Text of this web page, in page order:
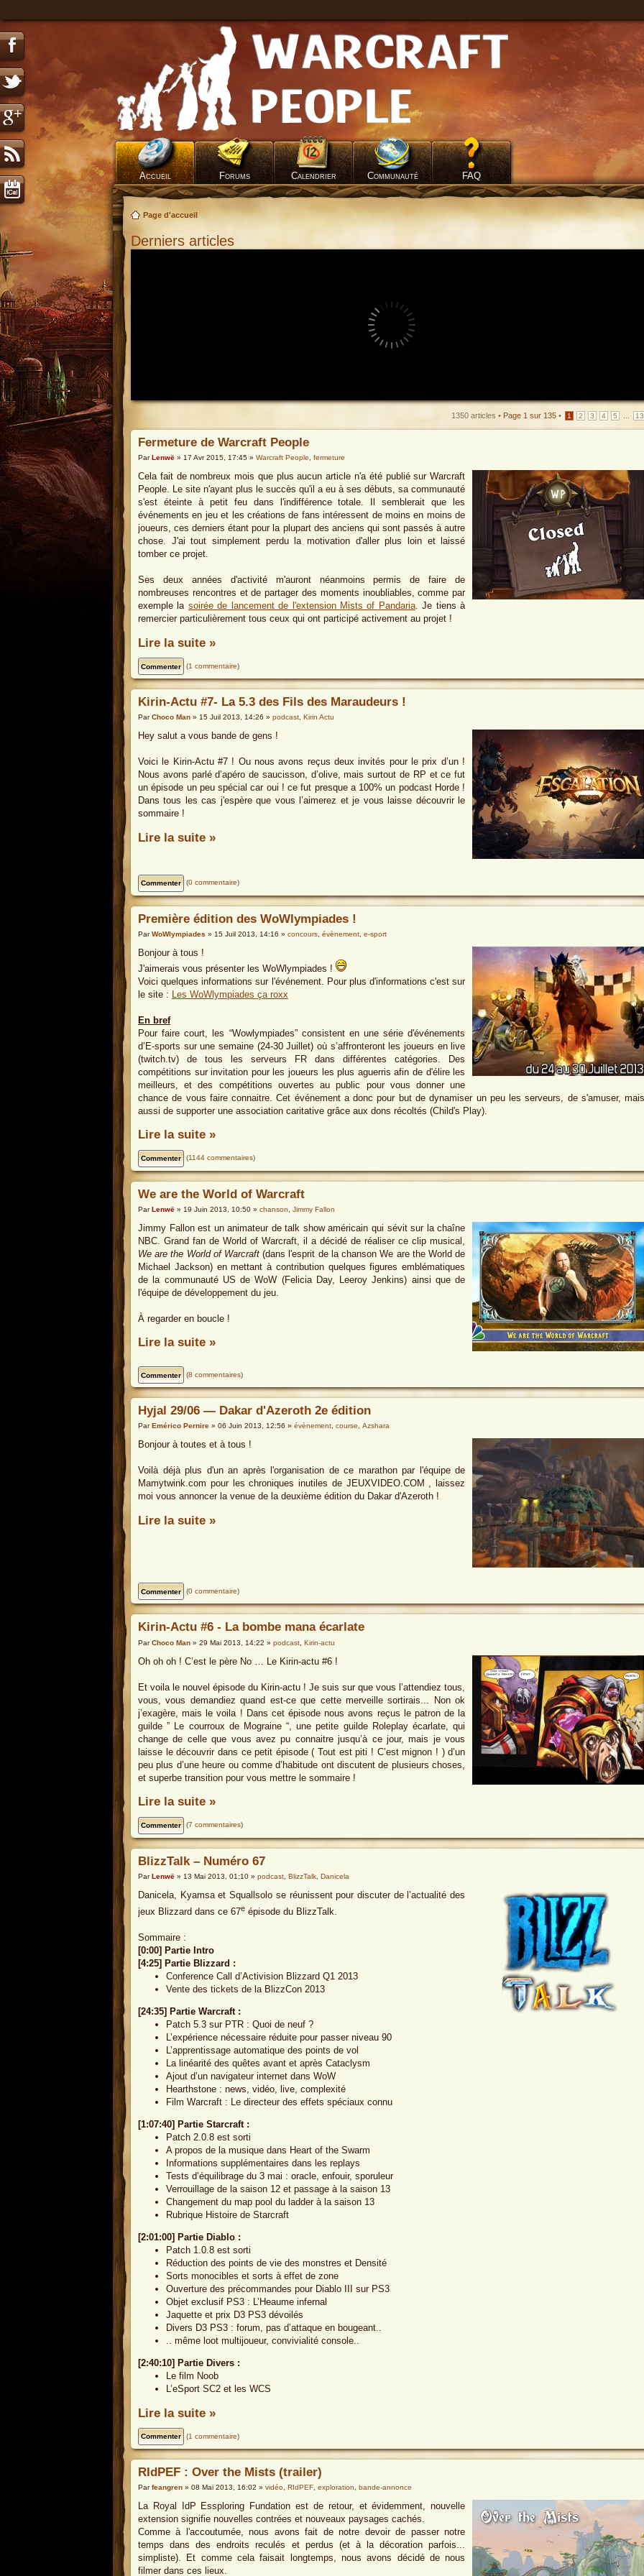
Accueil Forums Calendrier Communauté FAQ
Page d'accueil
Derniers articles
1350 articles • Page 1 sur 135 • 1 2 3 4 5
Fermeture de Warcraft People
ParLenwë » 17 Avr 2015, 17:45 » Warcraft People fermeture
Cela fait de nombreux mois que plus aucun article n'a été publié sur Warcraft
People. Le site n'ayant plus le succès qu'il a eu à ses débuts, sa communauté
s'est éteinte à petit feu dans l'indifférence totale. Il semblerait que les
événements en jeu et les créations de fans intéressent de moins en moins de
joueurs, ces derniers étant pour la plupart des anciens qui sont passés à autre
chose. J'ai tout simplement perdu la motivation d'aller plus loin et laissé
tomber ce projet.
Ses deux années d'activité m'auront néanmoins permis de faire de
nombreuses rencontres et de partager des moments inoubliables, comme par
exemple la soirée de lancement de l'extension Mists of Pandaria. Je tiens à
remercier particulièrement tous ceux qui ont participé activement au projet !
Lire la suite »
(1 commentaire)
Kirin-Actu #7- La 5.3 des Fils des Maraudeurs !
ParChoco Man » 15 Juil 2013, 14:26 » podcast Kirin Actu
Hey salut a vous bande de gens !
Voici le Kirin-Actu #7 ! Ou nous avons reçus deux invités pour le prix d’un !
Nous avons parlé d’apéro de saucisson, d’olive, mais surtout de RP et ce fut
un épisode un peu spécial car oui ! ce fut presque a 100% un podcast Horde !
Dans tous les cas j'espère que vous l’aimerez et je vous laisse découvrir le
sommaire !
Lire la suite »
(0 commentaire)
Première édition des WoWlympiades !
ParWoWlympiades » 15 Juil 2013, 14:16 » concours évènement e-sport
Bonjour à tous !
J'aimerais vous présenter les WoWlympiades !
Voici quelques informations sur l'événement. Pour plus d'informations c'est sur
le site : Les WoWlympiades ça roxx
En bref
Pour faire court, les “Wowlympiades” consistent en une série d'événements
d’E-sports sur une semaine (24-30 Juillet) où s’affronteront les joueurs en live
(twitch.tv) de tous les serveurs FR dans différentes catégories. Des
compétitions sur invitation pour les joueurs les plus aguerris afin de d'élire les
meilleurs, et des compétitions ouvertes au public pour vous donner une
chance de vous faire connaitre. Cet événement a donc pour but de dynamiser un peu les serveurs, de s'amuser, mais
aussi de supporter une association caritative grâce aux dons récoltés (Child's Play).
Lire la suite »
(1144 commentaires)
We are the World of Warcraft
ParLenwë » 19 Juin 2013, 10:50 » chanson Jimmy Fallon
Jimmy Fallon est un animateur de talk show américain qui sévit sur la chaîne
NBC. Grand fan de World of Warcraft, il a décidé de réaliser ce clip musical,
We are the World of Warcraft (dans l'esprit de la chanson We are the World de
Michael Jackson) en mettant à contribution quelques figures emblématiques
de la communauté US de WoW (Felicia Day, Leeroy Jenkins) ainsi que de
l'équipe de développement du jeu.
À regarder en boucle !
Lire la suite »
(8 commentaires)
Hyjal 29/06 — Dakar d'Azeroth 2e édition
ParEmérico Pernire » 06 Juin 2013, 12:56 » évènement course Azshara
Bonjour à toutes et à tous !
Voilà déjà plus d'un an après l'organisation de ce marathon par l'équipe de
Mamytwink.com pour les chroniques inutiles de JEUXVIDEO.COM , laissez
moi vous annoncer la venue de la deuxième édition du Dakar d'Azeroth !
Lire la suite »
(0 commentaire)
Kirin-Actu #6 - La bombe mana écarlate
ParChoco Man » 29 Mai 2013, 14:22 » podcast Kirin-actu
Oh oh oh ! C’est le père No … Le Kirin-actu #6 !
Et voila le nouvel épisode du Kirin-actu ! Je suis sur que vous l’attendiez tous,
vous, vous demandiez quand est-ce que cette merveille sortirais... Non ok
j’exagère, mais le voila ! Dans cet épisode nous avons reçus le patron de la
guilde ” Le courroux de Mograine “, une petite guilde Roleplay écarlate, qui
change de celle que vous avez pu connaitre jusqu’à ce jour, mais je vous
laisse le découvrir dans ce petit épisode ( Tout est piti ! C’est mignon ! ) d’un
peu plus d’une heure ou comme d’habitude ont discutent de plusieurs choses,
et superbe transition pour vous mettre le sommaire !
Lire la suite »
(7 commentaires)
BlizzTalk – Numéro 67
ParLenwë » 13 Mai 2013, 01:10 » podcast BlizzTalk Danicela
Danicela, Kyamsa et Squallsolo se réunissent pour discuter de l’actualité des
jeux Blizzard dans ce 67e épisode du BlizzTalk.
Sommaire :
[0:00] Partie Intro
[4:25] Partie Blizzard :
Conference Call d’Activision Blizzard Q1 2013
Vente des tickets de la BlizzCon 2013
[24:35] Partie Warcraft :
Patch 5.3 sur PTR : Quoi de neuf ?
L’expérience nécessaire réduite pour passer niveau 90
L’apprentissage automatique des points de vol
La linéarité des quêtes avant et après Cataclysm
Ajout d’un navigateur internet dans WoW
Hearthstone : news, vidéo, live, complexité
Film Warcraft : Le directeur des effets spéciaux connu
[1:07:40] Partie Starcraft :
Patch 2.0.8 est sorti
A propos de la musique dans Heart of the Swarm
Informations supplémentaires dans les replays
Tests d’équilibrage du 3 mai : oracle, enfouir, sporuleur
Verrouillage de la saison 12 et passage à la saison 13
Changement du map pool du ladder à la saison 13
Rubrique Histoire de Starcraft
[2:01:00] Partie Diablo :
Patch 1.0.8 est sorti
Réduction des points de vie des monstres et Densité
Sorts monocibles et sorts à effet de zone
Ouverture des précommandes pour Diablo III sur PS3
Objet exclusif PS3 : L’Heaume infernal
Jaquette et prix D3 PS3 dévoilés
Divers D3 PS3 : forum, pas d’attaque en bougeant..
.. même loot multijoueur, convivialité console..
[2:40:10] Partie Divers :
Le film Noob
L’eSport SC2 et les WCS
Lire la suite »
(1 commentaire)
RIdPEF : Over the Mists (trailer)
Parfeangren » 08 Mai 2013, 16:02 » vidéo RIdPEF exploration bande-annonce
La Royal IdP Essploring Fundation est de retour, et évidemment, nouvelle
extension signifie nouvelles contrées et nouveaux paysages cachés.
Comme à l'accoutumée, nous avons fait de notre devoir de passer notre
temps dans des endroits reculés et perdus (et à la décoration parfois...
simpliste). Et comme cela faisait longtemps, nous avons décidé de nous
filmer dans ces lieux.